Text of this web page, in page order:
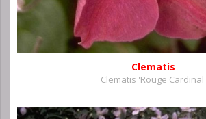
Clematis
Clematis 'Rouge Cardinal'